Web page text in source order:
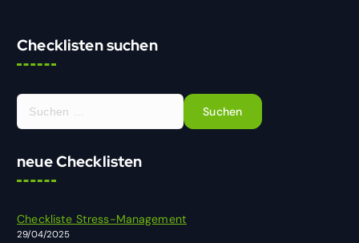
Checklisten suchen
S
a
neue Checklisten
Checkliste Stress-Management
29/04/2025